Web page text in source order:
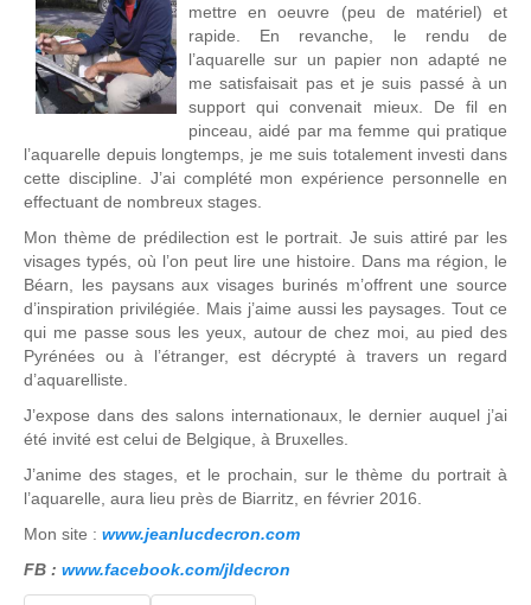
mettre en oeuvre (peu de matériel) et
rapide. En revanche, le rendu de
l’aquarelle sur un papier non adapté ne
me satisfaisait pas et je suis passé à un
support qui convenait mieux. De fil en
pinceau, aidé par ma femme qui pratique
l’aquarelle depuis longtemps, je me suis totalement investi dans
cette discipline. J’ai complété mon expérience personnelle en
effectuant de nombreux stages.
Mon thème de prédilection est le portrait. Je suis attiré par les
visages typés, où l’on peut lire une histoire. Dans ma région, le
Béarn, les paysans aux visages burinés m’offrent une source
d’inspiration privilégiée. Mais j’aime aussi les paysages. Tout ce
qui me passe sous les yeux, autour de chez moi, au pied des
Pyrénées ou à l’étranger, est décrypté à travers un regard
d’aquarelliste.
J’expose dans des salons internationaux, le dernier auquel j’ai
été invité est celui de Belgique, à Bruxelles.
J’anime des stages, et le prochain, sur le thème du portrait à
l’aquarelle, aura lieu près de Biarritz, en février 2016.
Mon site : www.jeanlucdecron.com
FB : www.facebook.com/jldecron